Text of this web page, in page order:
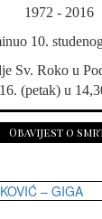
1972 - 2016
10.
Sv. Roko u
(petak) u
Obavijest o